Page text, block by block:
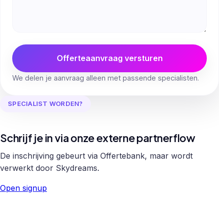
Offerteaanvraag versturen
We delen je aanvraag alleen met passende specialisten.
SPECIALIST WORDEN?
Schrijf je in via onze externe partnerflow
De inschrijving gebeurt via Offertebank, maar wordt
verwerkt door Skydreams.
Open signup